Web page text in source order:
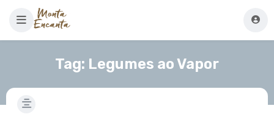
Tag: Legumes ao Vapor